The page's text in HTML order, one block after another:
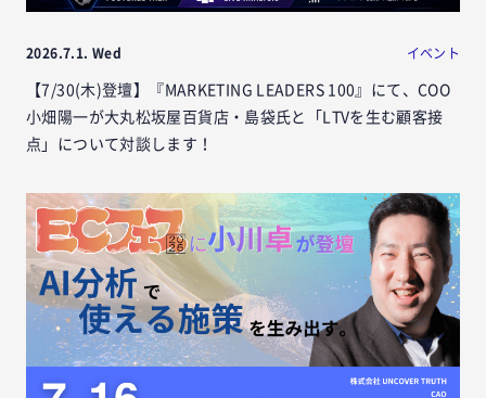
2026.7.1. Wed イベント
【7/30(木)登壇】『MARKETING LEADERS 100』にて、COO
小畑陽一が大丸松坂屋百貨店・島袋氏と「LTVを生む顧客接
点」について対談します！